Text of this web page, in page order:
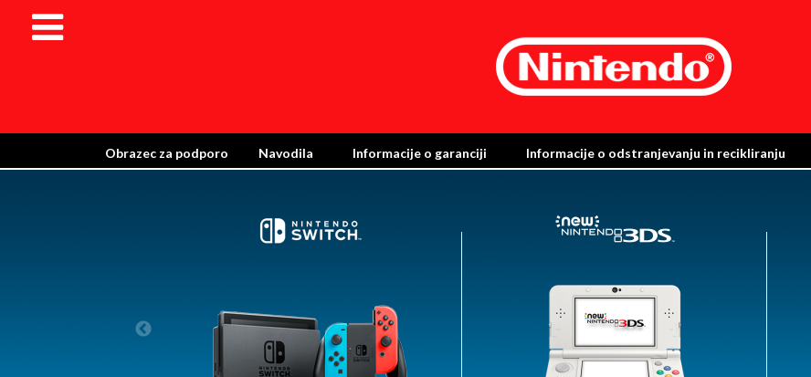
Obrazec za podporo Navodila Informacije o garanciji Informacije o odstranjevanju in recikliranju